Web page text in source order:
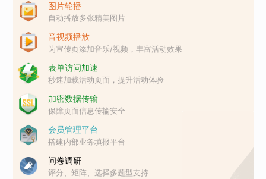
图片轮播
自动播放多张精美图片
音视频播放
为宣传页添加音乐/视频，丰富活动效果
表单访问加速
秒速加载活动页面，提升活动体验
加密数据传输
保障页面信息传输安全
会员管理平台
搭建内部业务填报平台
问卷调研
评分、矩阵、选择多题型支持